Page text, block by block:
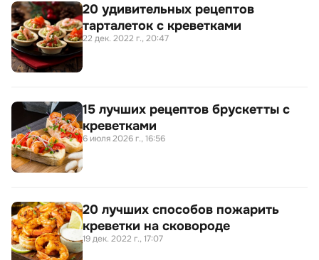
20 удивительных рецептов
тарталеток с креветками
22 дек. 2022 г., 20:47
15 лучших рецептов брускетты с
креветками
6 июля 2026 г., 16:56
20 лучших способов пожарить
креветки на сковороде
19 дек. 2022 г., 17:07